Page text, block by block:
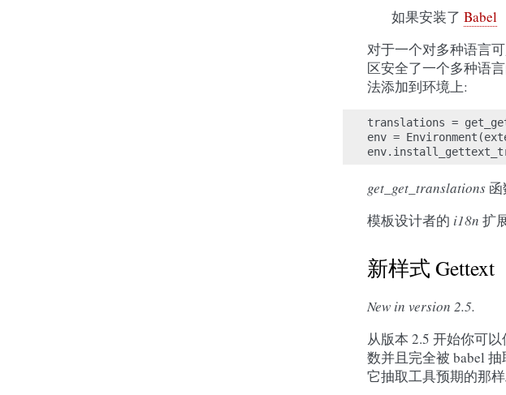
如果安装了 Babel
对于一个对多种语言
区安全了一个多种语
法添加到环境上:
translations =
env = Environment (
env.
get_get_translations
模板设计者的 i18n 扩
新样式 Gettext
New in version 2.5.
从版本 2.5 开始你可
数并且完全被 babel
它抽取工具预期的那样